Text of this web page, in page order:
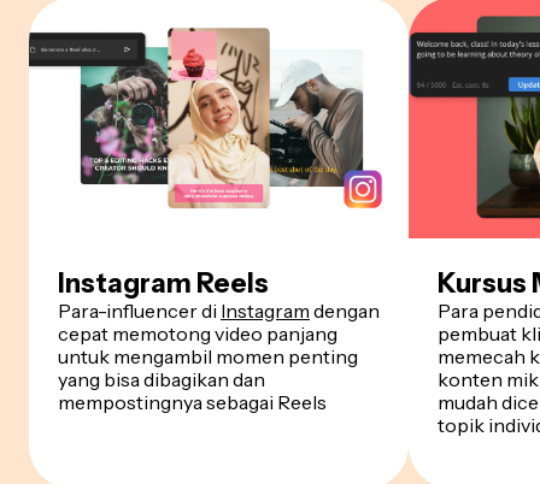
Instagram Reels
Para-influencer di Instagram dengan
cepat memotong video panjang
untuk mengambil momen penting
yang bisa dibagikan dan
mempostingnya sebagai Reels
Kursus
Para
pembuat
memecah
konten
mudah
topik